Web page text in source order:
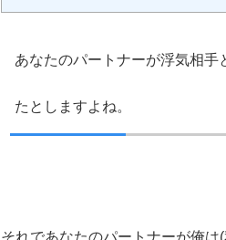
あなたのパートナーが浮気相
たとしますよね。